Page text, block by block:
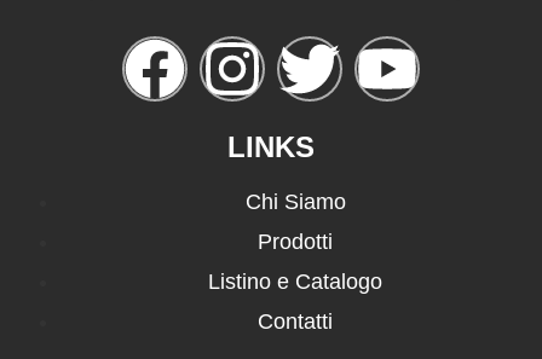
LINKS
Chi Siamo
Prodotti
Listino e Catalogo
Contatti